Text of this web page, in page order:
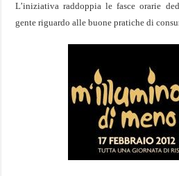
L’iniziativa raddoppia le fasce orarie
gente riguardo alle buone pratiche di